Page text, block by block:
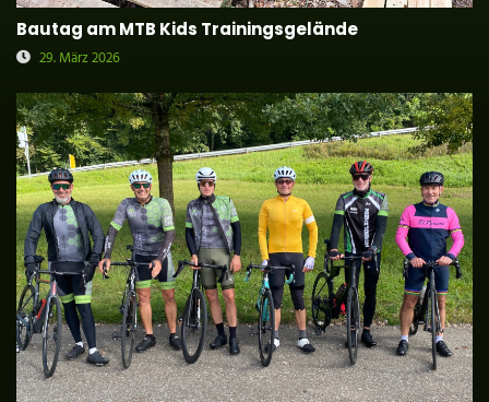
Bautag am MTB Kids Trainingsgelände
29. März 2026